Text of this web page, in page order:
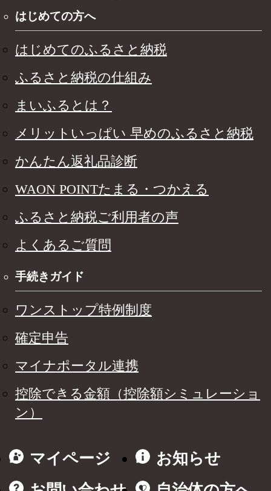
はじめての方へ
はじめてのふるさと納税
ふるさと納税の仕組み
まいふるとは？
メリットいっぱい 早めのふるさと納税
かんたん返礼品診断
WAON POINTたまる・つかえる
ふるさと納税ご利用者の声
よくあるご質問
手続きガイド
ワンストップ特例制度
確定申告
マイナポータル連携
控除できる金額（控除額シミュレーショ
ン）
マイページ
お知らせ